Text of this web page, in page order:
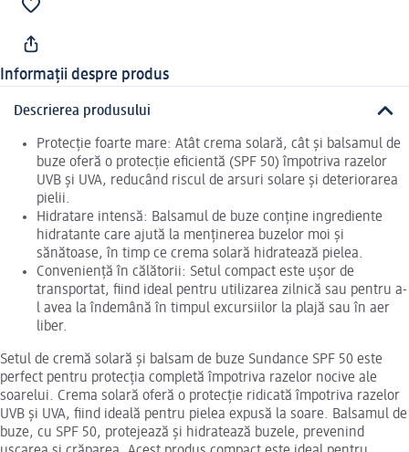
Informații despre produs
Descrierea produsului
Protecție foarte mare: Atât crema solară, cât și balsamul de
buze oferă o protecție eficientă (SPF 50) împotriva razelor
UVB și UVA, reducând riscul de arsuri solare și deteriorarea
pielii.
Hidratare intensă: Balsamul de buze conține ingrediente
hidratante care ajută la menținerea buzelor moi și
sănătoase, în timp ce crema solară hidratează pielea.
Conveniență în călătorii: Setul compact este ușor de
transportat, fiind ideal pentru utilizarea zilnică sau pentru a-
l avea la îndemână în timpul excursiilor la plajă sau în aer
liber.
Setul de cremă solară și balsam de buze Sundance SPF 50 este
perfect pentru protecția completă împotriva razelor nocive ale
soarelui. Crema solară oferă o protecție ridicată împotriva razelor
UVB și UVA, fiind ideală pentru pielea expusă la soare. Balsamul de
buze, cu SPF 50, protejează și hidratează buzele, prevenind